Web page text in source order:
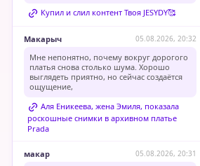
Купил и слил контент Твоя JESYDY🥰
Макарыч 05.08.2026, 20:32
Мне непонятно, почему вокруг дорогого
платья снова столько шума. Хорошо
выглядеть приятно, но сейчас создаётся
ощущение,
Аля Еникеева, жена Эмиля, показала
роскошные снимки в архивном платье
Prada
макар 05.08.2026, 20:31